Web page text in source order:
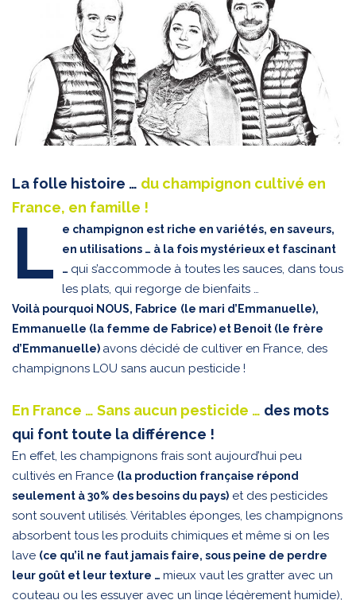
La folle histoire … du champignon cultivé en
France, en famille !
L
e champignon est riche en variétés, en saveurs,
en utilisations … à la fois mystérieux et fascinant
… qui s’accommode à toutes les sauces, dans tous
les plats, qui regorge de bienfaits …
Voilà pourquoi NOUS, Fabrice (le mari d’Emmanuelle),
Emmanuelle (la femme de Fabrice) et Benoit (le frère
d’Emmanuelle) avons décidé de cultiver en France, des
champignons LOU sans aucun pesticide !
En France … Sans aucun pesticide … des mots
qui font toute la différence !
En effet, les champignons frais sont aujourd’hui peu
cultivés en France (la production française répond
seulement à 30% des besoins du pays) et des pesticides
sont souvent utilisés. Véritables éponges, les champignons
absorbent tous les produits chimiques et même si on les
lave (ce qu’il ne faut jamais faire, sous peine de perdre
leur goût et leur texture … mieux vaut les gratter avec un
couteau ou les essuyer avec un linge légèrement humide),